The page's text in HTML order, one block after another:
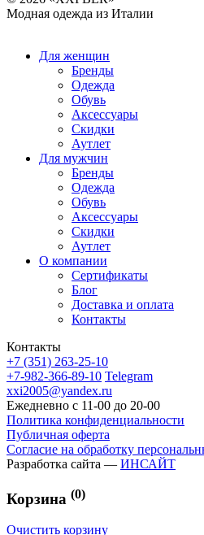
Модная одежда из Италии
Для женщин
Бренды
Одежда
Обувь
Аксессуары
Скидки
Аутлет
Для мужчин
Бренды
Одежда
Обувь
Аксессуары
Скидки
Аутлет
О компании
Сертификаты
Блог
Доставка и оплата
Контакты
Контакты
+7 (351) 263-25-10
+7-982-366-89-10 Telegram
xxi2005@yandex.ru
Ежедневно с 11-00 до 20-00
Политика конфиденциальности
Публичная оферта
Согласие на обработку
Разработка сайта — ИНСАЙТ
Корзина (0)
Очистить корзину